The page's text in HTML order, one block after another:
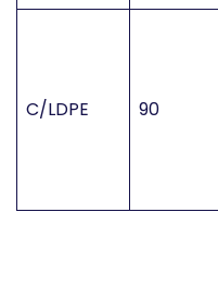
C/LDPE 90